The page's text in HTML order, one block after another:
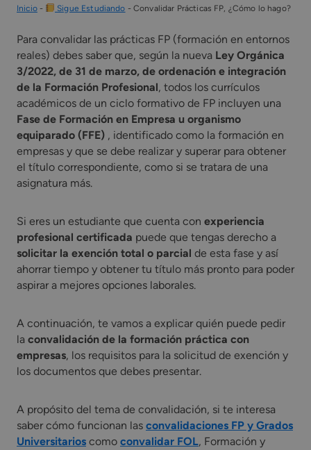
Inicio- Sigue Estudiando -Convalidar Prácticas FP, ¿Cómo lo hago?
Para convalidar las prácticas FP (formación en entornos
reales) debes saber que, según la nueva Ley Orgánica
3/2022, de 31 de marzo, de ordenación e integración
de la Formación Profesional, todos los currículos
académicos de un ciclo formativo de FP incluyen una
Fase de Formación en Empresa u organismo
equiparado (FFE) , identificado como la formación en
empresas y que se debe realizar y superar para obtener
el título correspondiente, como si se tratara de una
asignatura más.
Si eres un estudiante que cuenta con experiencia
profesional certificada puede que tengas derecho a
solicitar la exención total o parcial de esta fase y así
ahorrar tiempo y obtener tu título más pronto para poder
aspirar a mejores opciones laborales.
A continuación, te vamos a explicar quién puede pedir
la convalidación de la formación práctica con
empresas, los requisitos para la solicitud de exención y
los documentos que debes presentar.
A propósito del tema de convalidación, si te interesa
saber cómo funcionan las convalidaciones FP y Grados
Universitarios como convalidar FOL, Formación y